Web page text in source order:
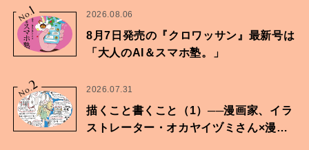
No.
1 2026.08.06
8月7日発売の『クロワッサン』最新号は
「大人のAI＆スマホ塾。」
No.2 2026.07.31
描くこと書くこと（1）──漫画家、イラ
ストレーター・オカヤイヅミさん×漫画